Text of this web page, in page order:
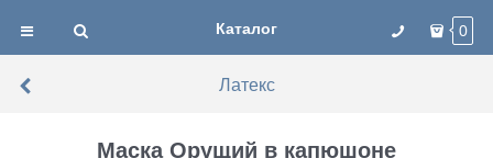
Каталог 0
Латекс
Маска Орущий в капюшоне